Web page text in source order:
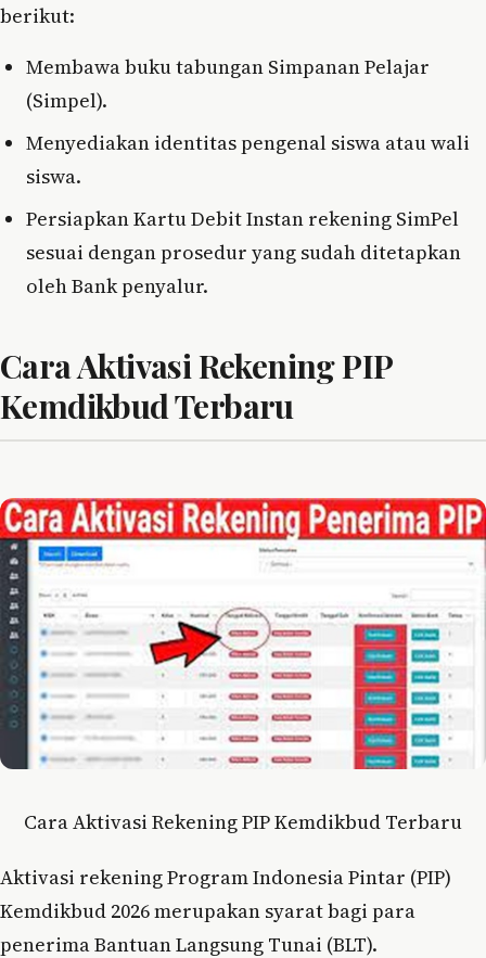
berikut:
Membawa buku tabungan Simpanan Pelajar
(Simpel).
Menyediakan identitas pengenal siswa atau wali
siswa.
Persiapkan Kartu Debit Instan rekening SimPel
sesuai dengan prosedur yang sudah ditetapkan
oleh Bank penyalur.
Cara Aktivasi Rekening PIP
Kemdikbud Terbaru
Cara Aktivasi Rekening PIP Kemdikbud Terbaru
Aktivasi rekening Program Indonesia Pintar (PIP)
Kemdikbud 2026 merupakan syarat bagi para
penerima Bantuan Langsung Tunai (BLT).